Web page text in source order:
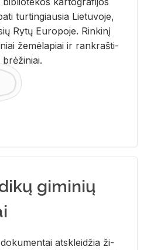
tur­tin­giau­sia Lie­tu­vo­je,
Rytų Eu­ro­po­je. Rin­ki­nį
že­mė­la­piai ir rank­raš­ti­
brė­ži­niai.
giminių
at­sklei­džia ži­